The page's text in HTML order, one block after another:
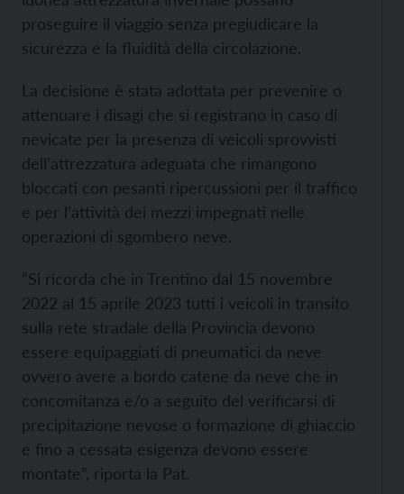
proseguire il viaggio senza pregiudicare la
sicurezza e la fluidità della circolazione.
La decisione è stata adottata per prevenire o
attenuare i disagi che si registrano in caso di
nevicate per la presenza di veicoli sprovvisti
dell’attrezzatura adeguata che rimangono
bloccati con pesanti ripercussioni per il traffico
e per l’attività dei mezzi impegnati nelle
operazioni di sgombero neve.
“Si ricorda che in Trentino dal 15 novembre
2022 al 15 aprile 2023 tutti i veicoli in transito
sulla rete stradale della Provincia devono
essere equipaggiati di pneumatici da neve
ovvero avere a bordo catene da neve che in
concomitanza e/o a seguito del verificarsi di
precipitazione nevose o formazione di ghiaccio
e fino a cessata esigenza devono essere
montate”, riporta la Pat.